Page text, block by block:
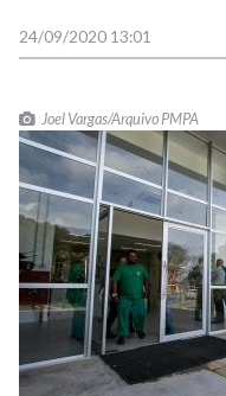
24/09/2020 13:01
Joel Vargas/Arquivo PMPA